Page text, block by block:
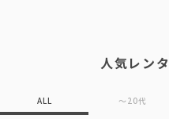
人気レン
ALL 〜20代